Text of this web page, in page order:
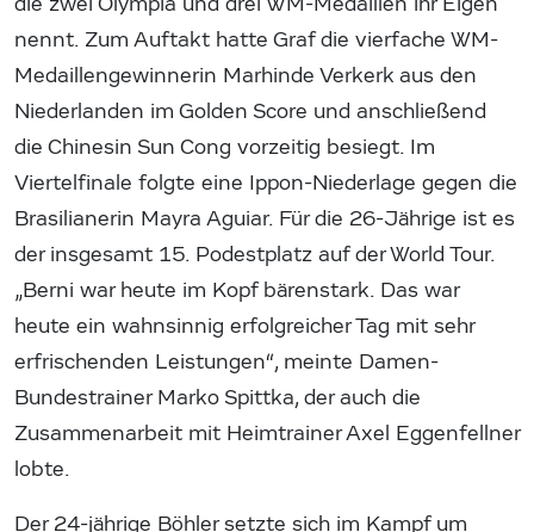
nennt. Zum Auftakt hatte Graf die vierfache WM-
Medaillengewinnerin Marhinde Verkerk aus den
Niederlanden im Golden Score und anschließend
die Chinesin Sun Cong vorzeitig besiegt. Im
Viertelfinale folgte eine Ippon-Niederlage gegen die
Brasilianerin Mayra Aguiar. Für die 26-Jährige ist es
der insgesamt 15. Podestplatz auf der World Tour.
„Berni war heute im Kopf bärenstark. Das war
heute ein wahnsinnig erfolgreicher Tag mit sehr
erfrischenden Leistungen“, meinte Damen-
Bundestrainer Marko Spittka, der auch die
Zusammenarbeit mit Heimtrainer Axel Eggenfellner
lobte.
Der 24-jährige Böhler setzte sich im Kampf um